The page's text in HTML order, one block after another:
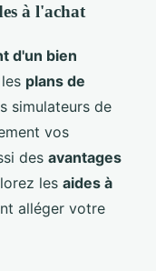
à l'achat
d'un bien
plans de
simulateurs de
vos
des avantages
les aides à
alléger votre